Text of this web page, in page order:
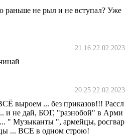
раньше не рыл и не вступал? Уже
21:16 22.02.2023
20:25 22.02.2023
выроем ... без приказов!!! Рассл
и не дай, БОГ, "разнобой" в Арми
" Музыканты ", армейцы, росгвар
... ВСЕ в одном строю!